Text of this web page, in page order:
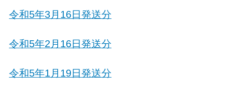
令和5年3月16日発送分
令和5年2月16日発送分
令和5年1月19日発送分